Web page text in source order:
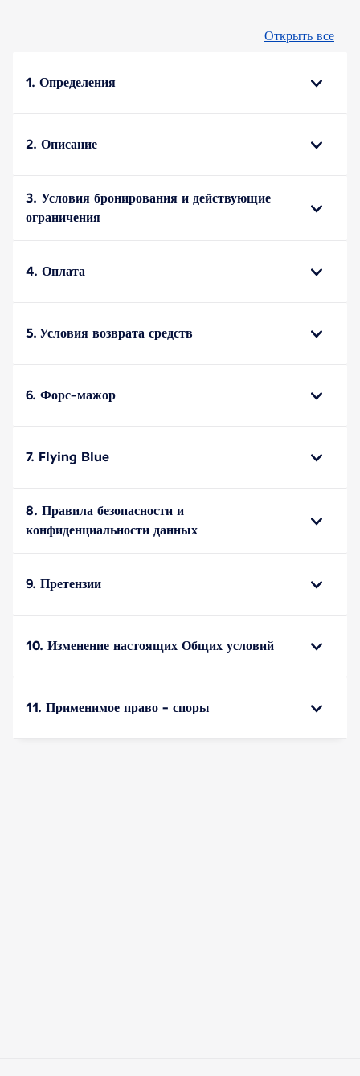
Открыть все
1. Определения
2. Описание
3. Условия бронирования и действующие
ограничения
4. Оплата
5. Условия возврата средств
6. Форс-мажор
7. Flying Blue
8. Правила безопасности и
конфиденциальности данных
9. Претензии
10. Изменение настоящих Общих условий
11. Применимое право - споры